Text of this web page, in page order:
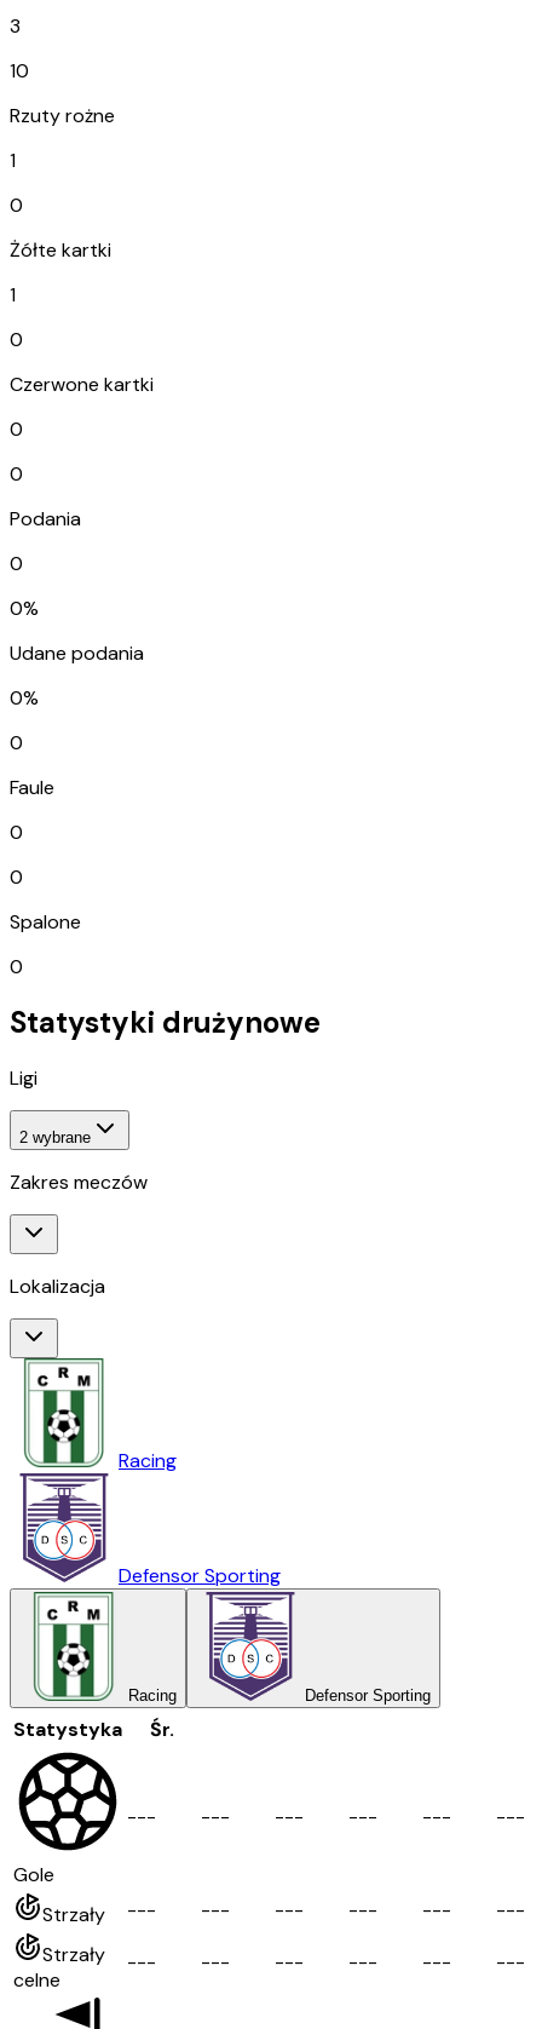
3
10
Rzuty rożne
1
0
Żółte kartki
1
0
Czerwone kartki
0
0
Podania
0
0%
Udane podania
0%
0
Faule
0
0
Spalone
0
Statystyki drużynowe
Ligi
2 wybrane
Zakres meczów
Lokalizacja
Racing
Defensor Sporting
Racing Defensor Sporting
Statystyka Śr.
Gole
--- --- --- --- --- ---
Strzały --- --- --- --- --- ---
Strzały
celne
--- --- --- --- --- ---